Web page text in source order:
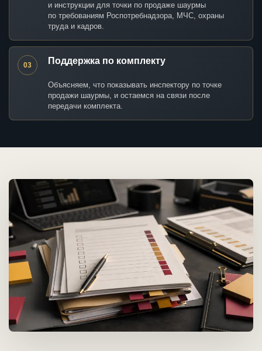
и инструкции для точки по продаже шаурмы
по требованиям Роспотребнадзора, МЧС, охраны
труда и кадров.
03 Поддержка по комплекту
Объясняем, что показывать инспектору по точке
продажи шаурмы, и остаемся на связи после
передачи комплекта.